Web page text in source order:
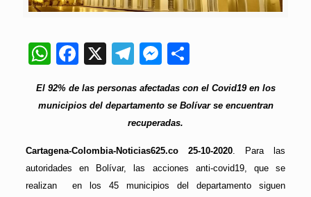
WhatsApp
Facebook
X Telegram
Messenger
El 92% de las personas afectadas con el Covid19 en los
municipios del departamento se Bolívar se encuentran
recuperadas.
Cartagena-Colombia-Noticias625.co 25-10-2020. Para las
autoridades en Bolívar, las acciones anti-covid19, que se
realizan en los 45 municipios del departamento siguen